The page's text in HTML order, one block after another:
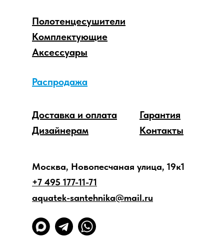
Аксессуары
Распродажа
Комплектующие
Дизайнерам
Доставка и оплата
Гарантия
Контакты
Полотенцесушители
Москва, Новопесчаная улица, 19к1
+7 495 177-11-71
aquatek-santehnika@mail.ru